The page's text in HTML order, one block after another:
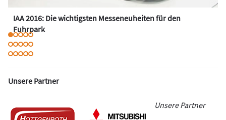
IAA 2016: Die wichtigsten Messeneuheiten für den
Fuhrpark
Unsere Partner
Unsere Partner